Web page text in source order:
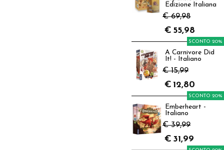
Edizione Italiana
€ 69,98
€ 55,98
A Carnivore Did
It! - Italiano
€ 15,99
SCONTO 20%
€ 12,80
Emberheart -
Italiano
€ 39,99
SCONTO 20%
€ 31,99